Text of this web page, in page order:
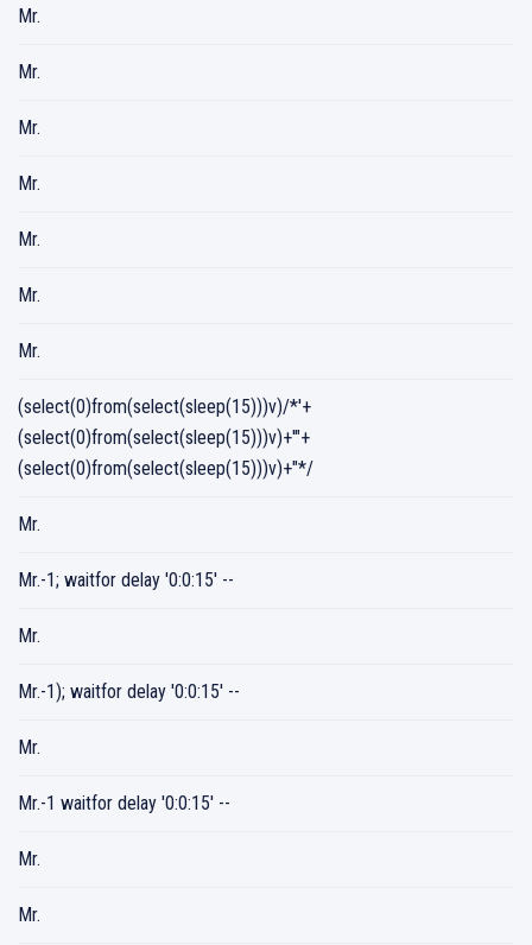
Mr.
Mr.
Mr.
Mr.
Mr.
Mr.
Mr.
(select(0)from(select(sleep(15)))v)/*'+
(select(0)from(select(sleep(15)))v)+'"+
(select(0)from(select(sleep(15)))v)+"*/
Mr.
Mr.-1; waitfor delay '0:0:15' --
Mr.
Mr.-1); waitfor delay '0:0:15' --
Mr.
Mr.-1 waitfor delay '0:0:15' --
Mr.
Mr.